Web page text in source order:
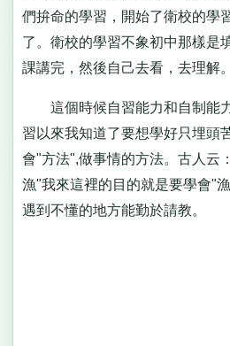
們拚命的學習，開始了衛校的學
了。衛校的學習不象初中那樣是
課講完，然後自己去看，去理解。
這個時候自習能力和自制能
習以來我知道了要想學好只埋頭
會"方法",做事情的方法。古人云
漁"我來這裡的目的就是要學會"
遇到不懂的地方能勤於請教。